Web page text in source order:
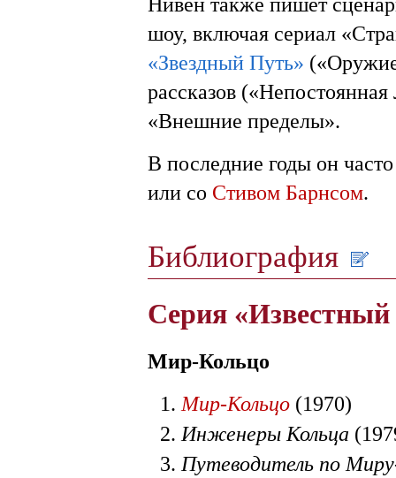
шоу, включая сериал
«Звездный Путь»
рассказов
«Внешние пределы».
В последние годы он
или со Стивом Барнсом.
Библиография
Серия
Мир-Кольцо
Мир-Кольцо (1970)
Инженеры Кольца
Путеводитель по